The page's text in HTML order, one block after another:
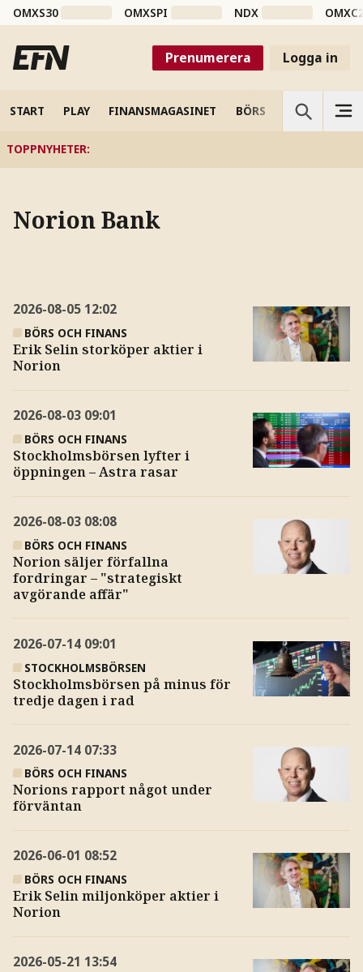
OMXS30 OMXSPI NDX
Prenumerera Logga in
START PLAY FINANSMAGASINET BÖRS VETENSKAP
TOPPNYHETER:
Norion Bank
2026-08-05 12:02
BÖRS OCH FINANS
Erik Selin storköper aktier i
Norion
2026-08-03 09:01
BÖRS OCH FINANS
Stockholmsbörsen lyfter i
öppningen – Astra rasar
2026-08-03 08:08
BÖRS OCH FINANS
Norion säljer förfallna
fordringar – "strategiskt
avgörande affär"
2026-07-14 09:01
STOCKHOLMSBÖRSEN
Stockholmsbörsen på minus för
tredje dagen i rad
2026-07-14 07:33
BÖRS OCH FINANS
Norions rapport något under
förväntan
2026-06-01 08:52
BÖRS OCH FINANS
Erik Selin miljonköper aktier i
Norion
2026-05-21 13:54